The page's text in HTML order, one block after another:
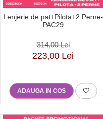
Lenjerie de pat+Pilota+2 Perne-
PAC29
314,00 Lei
223,00 Lei
ADAUGA IN COS